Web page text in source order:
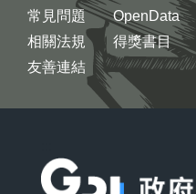
常見問題
相關法規
友善連結
OpenData
得獎書目